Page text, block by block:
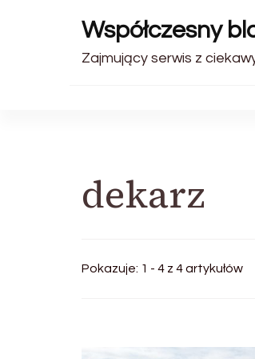
Współczesny
Zajmujący serwis z
dekarz
Pokazuje: 1 - 4 z 4 artykułów